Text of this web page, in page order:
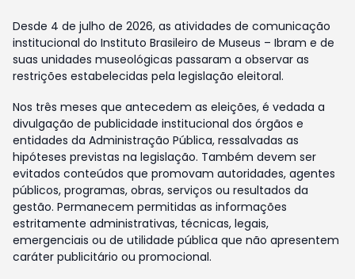
Desde 4 de julho de 2026, as atividades de comunicação
institucional do Instituto Brasileiro de Museus – Ibram e de
suas unidades museológicas passaram a observar as
restrições estabelecidas pela legislação eleitoral.
Nos três meses que antecedem as eleições, é vedada a
divulgação de publicidade institucional dos órgãos e
entidades da Administração Pública, ressalvadas as
hipóteses previstas na legislação. Também devem ser
evitados conteúdos que promovam autoridades, agentes
públicos, programas, obras, serviços ou resultados da
gestão. Permanecem permitidas as informações
estritamente administrativas, técnicas, legais,
emergenciais ou de utilidade pública que não apresentem
caráter publicitário ou promocional.